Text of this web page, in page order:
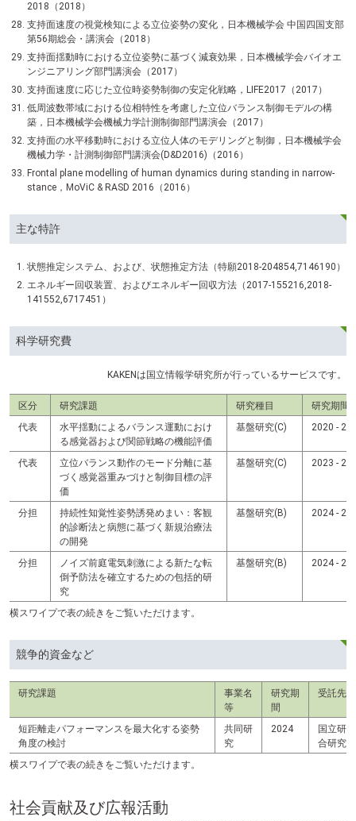
2018（2018）
支持面速度の視覚検知による立位姿勢の変化，日本機械学会 中国四国支部
第56期総会・講演会（2018）
支持面揺動時における立位姿勢に基づく減衰効果，日本機械学会バイオエ
ンジニアリング部門講演会（2017）
支持面速度に応じた立位時姿勢制御の安定化戦略，LIFE2017（2017）
低周波数帯域における位相特性を考慮した立位バランス制御モデルの構
築，日本機械学会機械力学計測制御部門講演会（2017）
支持面の水平移動時における立位人体のモデリングと制御，日本機械学会
機械力学・計測制御部門講演会(D&D2016)（2016）
Frontal plane modelling of human dynamics during standing in narrow-
stance，MoViC & RASD 2016（2016）
主な特許
状態推定システム、および、状態推定方法（特願2018-204854,7146190）
エネルギー回収装置、およびエネルギー回収方法（2017-155216,2018-
141552,6717451）
科学研究費
KAKENは国立情報学研究所が行っているサービスです。
区分 研究課題 研究種目
研究期間
代表
水平揺動によるバランス運動におけ
る感覚器および関節戦略の機能評価
基盤研究(C) 2020 -
代表
立位バランス動作のモード分離に基
づく感覚器重みづけと制御目標の評
価
基盤研究(C) 2023 -
分担
持続性知覚性姿勢誘発めまい：客観
的診断法と病態に基づく新規治療法
の開発
基盤研究(B) 2024 -
分担
ノイズ前庭電気刺激による新たな転
倒予防法を確立するための包括的研
究
基盤研究(B) 2024 -
横スワイプで表の続きをご覧いただけます。
競争的資金など
研究課題
事業名
等
研究期
間
受託先
短距離走パフォーマンスを最大化する姿勢
角度の検討
共同研
究
2024
国立研
合研究所
横スワイプで表の続きをご覧いただけます。
社会貢献及び広報活動